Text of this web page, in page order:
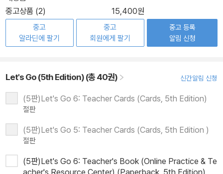
중고상품 (2)
15,400원
중고
알라딘에 팔기
중고
회원에게 팔기
중고 등록
알림 신청
Let's Go (5th Edition) (총 40권) 신간알림 신청
(5판)Let's Go 6: Teacher Cards (Cards, 5th Edition)
절판
(5판)Let's Go 5: Teacher Cards (Cards, 5th Edition )
절판
(5판)Let's Go 6: Teacher's Book (Online Practice & Te